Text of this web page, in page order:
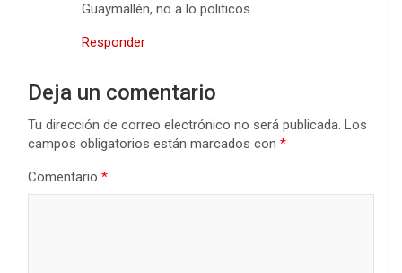
Guaymallén, no a lo politicos
Responder
Deja un comentario
Tu dirección de correo electrónico no será publicada. Los
campos obligatorios están marcados con *
Comentario *